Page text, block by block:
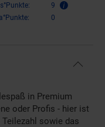
9
0
in Premium
oder Profis - hier ist
sowie das